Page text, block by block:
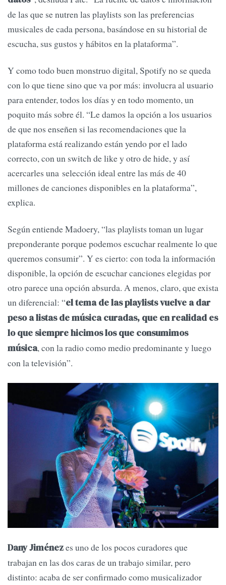
de las que se nutren las playlists son las preferencias
musicales de cada persona, basándose en su historial de
escucha, sus gustos y hábitos en la plataforma”.
Y como todo buen monstruo digital, Spotify no se queda
con lo que tiene sino que va por más: involucra al usuario
para entender, todos los días y en todo momento, un
poquito más sobre él. “Le damos la opción a los usuarios
de que nos enseñen si las recomendaciones que la
plataforma está realizando están yendo por el lado
correcto, con un switch de like y otro de hide, y así
acercarles una selección ideal entre las más de 40
millones de canciones disponibles en la plataforma”,
explica.
Según entiende Madoery, “las playlists toman un lugar
preponderante porque podemos escuchar realmente lo que
queremos consumir”. Y es cierto: con toda la información
disponible, la opción de escuchar canciones elegidas por
otro parece una opción absurda. A menos, claro, que exista
un diferencial: “el tema de las playlists vuelve a dar
peso a listas de música curadas, que en realidad es
lo que siempre hicimos los que consumimos
música, con la radio como medio predominante y luego
con la televisión”.
Dany Jiménezes uno de los pocos curadores que
trabajan en las dos caras de un trabajo similar, pero
distinto: acaba de ser confirmado como musicalizador